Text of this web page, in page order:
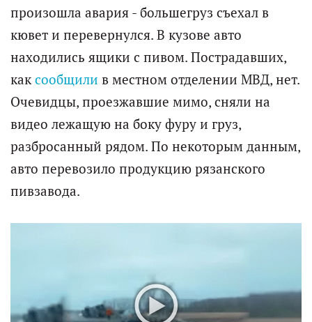
произошла авария - большегруз съехал в
кювет и перевернулся. В кузове авто
находились ящики с пивом. Пострадавших,
каксообщили в местном отделении МВД, нет.
Очевидцы, проезжавшие мимо, сняли на
видео лежащую на боку фуру и груз,
разбросанный рядом. По некоторым данным,
авто перевозило продукцию рязанского
пивзавода.